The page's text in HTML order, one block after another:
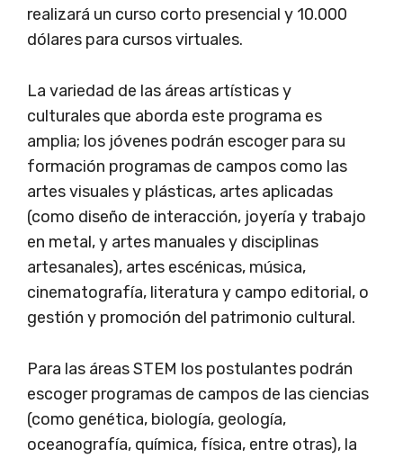
realizará un curso corto presencial y 10.000
dólares para cursos virtuales.
La variedad de las áreas artísticas y
culturales que aborda este programa es
amplia; los jóvenes podrán escoger para su
formación programas de campos como las
artes visuales y plásticas, artes aplicadas
(como diseño de interacción, joyería y trabajo
en metal, y artes manuales y disciplinas
artesanales), artes escénicas, música,
cinematografía, literatura y campo editorial, o
gestión y promoción del patrimonio cultural.
Para las áreas STEM los postulantes podrán
escoger programas de campos de las ciencias
(como genética, biología, geología,
oceanografía, química, física, entre otras), la